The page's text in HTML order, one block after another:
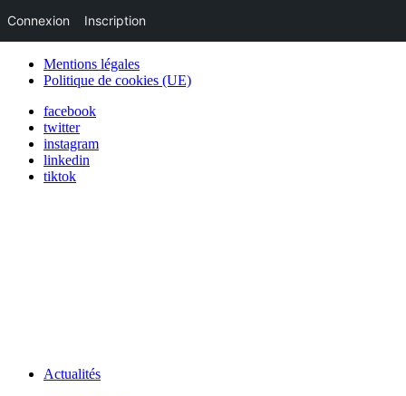
Mentions légales
Politique de cookies (UE)
facebook
twitter
instagram
linkedin
tiktok
Actualités
Connexion Inscription